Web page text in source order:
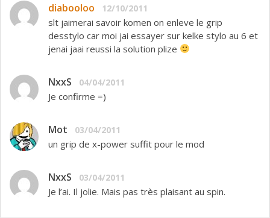
diabooloo 12/10/2011
slt jaimerai savoir komen on enleve le grip
desstylo car moi jai essayer sur kelke stylo au 6 et
jenai jaai reussi la solution plize
NxxS 04/04/2011
Je confirme =)
Mot 03/04/2011
un grip de x-power suffit pour le mod
NxxS 03/04/2011
Je l’ai. Il jolie. Mais pas très plaisant au spin.